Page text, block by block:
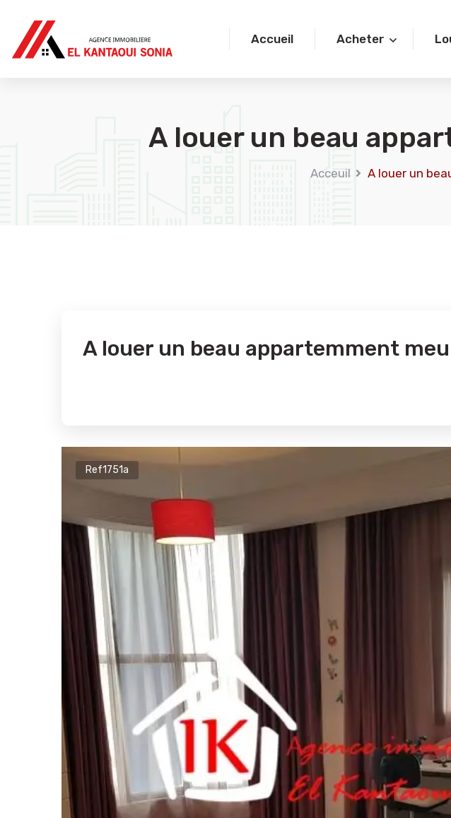
Accueil Acheter
A louer un beau
Acceuil A louer un
A louer un beau appartemment
Ref1751a